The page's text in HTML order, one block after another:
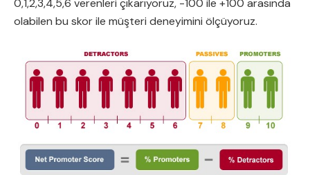
0,1,2,3,4,5,6 verenleri çıkarıyoruz, -100 ile +100 arasında
olabilen bu skor ile müşteri deneyimini ölçüyoruz.